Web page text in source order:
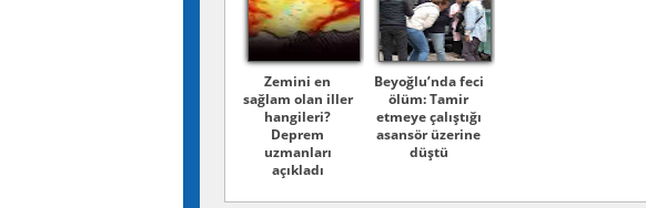
Zemini en
sağlam olan iller
hangileri?
Deprem
uzmanları
açıkladı
Beyoğlu’nda feci
ölüm: Tamir
etmeye çalıştığı
asansör üzerine
düştü